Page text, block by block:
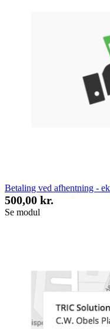
Betaling ved afhentning -
500,00 kr.
Se modul